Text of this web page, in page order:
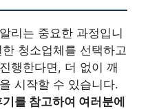
리는 중요한 과정입니
청소업체를 선택하고
행한다면, 더 없이 깨
시작할 수 있습니다.
를 참고하여 여러분에